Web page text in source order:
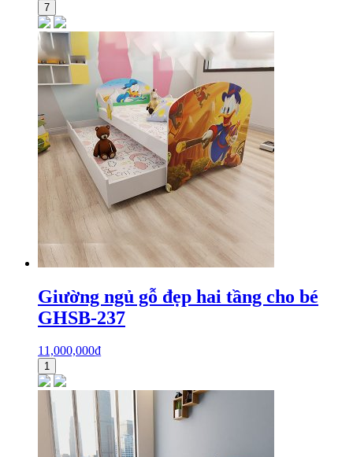
7
Giường ngủ gỗ đẹp hai tầng cho bé
GHSB-237
11,000,000₫
1